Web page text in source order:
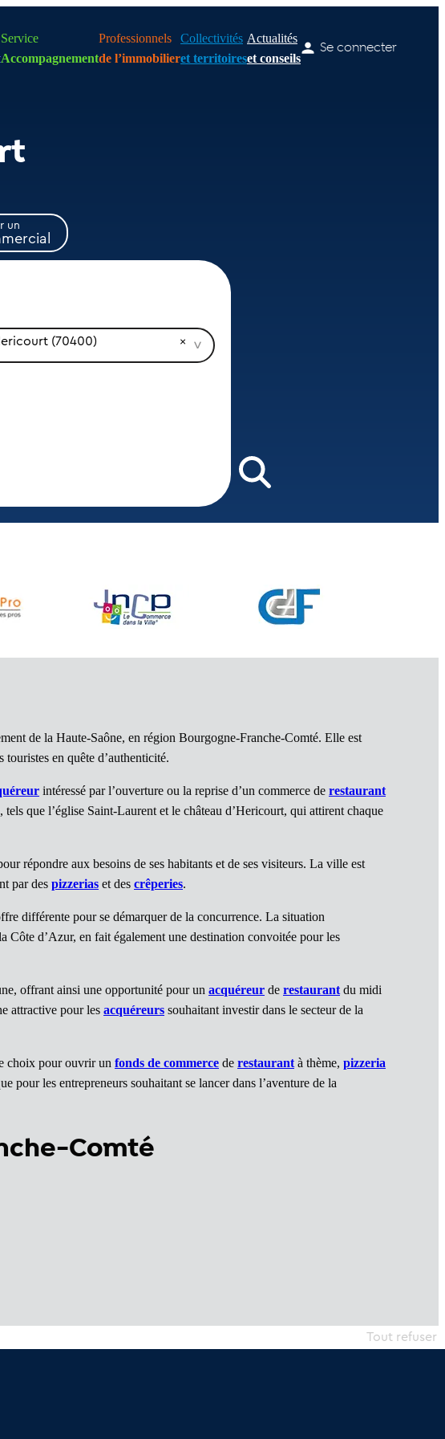
Service
Accompagnement
Professionnels
de l’immobilier
Collectivités
et territoires
Actualités
et conseils
Se connecter
un
(70400)
de la Haute-Saône, en région Bourgogne-Franche-Comté. Elle est
en quête d’authenticité.
intéressé par l’ouverture ou la reprise d’un commerce de restaurant
que l’église Saint-Laurent et le château d’Hericourt, qui attirent chaque
répondre aux besoins de ses habitants et de ses visiteurs. La ville est
par des pizzerias et des crêperies.
différente pour se démarquer de la concurrence. La situation
d’Azur, en fait également une destination convoitée pour les
offrant ainsi une opportunité pour un acquéreur de restaurant du midi
attractive pour les acquéreurs souhaitant investir dans le secteur de la
choix pour ouvrir un fonds de commerce de restaurant à thème, pizzeria
les entrepreneurs souhaitant se lancer dans l’aventure de la
Comté
Tout refuser